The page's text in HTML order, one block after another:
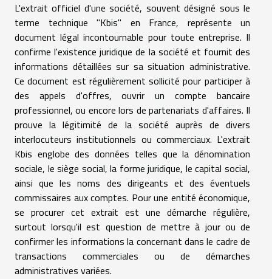
L'extrait officiel d'une société, souvent désigné sous le
terme technique "Kbis" en France, représente un
document légal incontournable pour toute entreprise. Il
confirme l'existence juridique de la société et fournit des
informations détaillées sur sa situation administrative.
Ce document est régulièrement sollicité pour participer à
des appels d'offres, ouvrir un compte bancaire
professionnel, ou encore lors de partenariats d'affaires. Il
prouve la légitimité de la société auprès de divers
interlocuteurs institutionnels ou commerciaux. L'extrait
Kbis englobe des données telles que la dénomination
sociale, le siège social, la forme juridique, le capital social,
ainsi que les noms des dirigeants et des éventuels
commissaires aux comptes. Pour une entité économique,
se procurer cet extrait est une démarche régulière,
surtout lorsqu'il est question de mettre à jour ou de
confirmer les informations la concernant dans le cadre de
transactions commerciales ou de démarches
administratives variées.